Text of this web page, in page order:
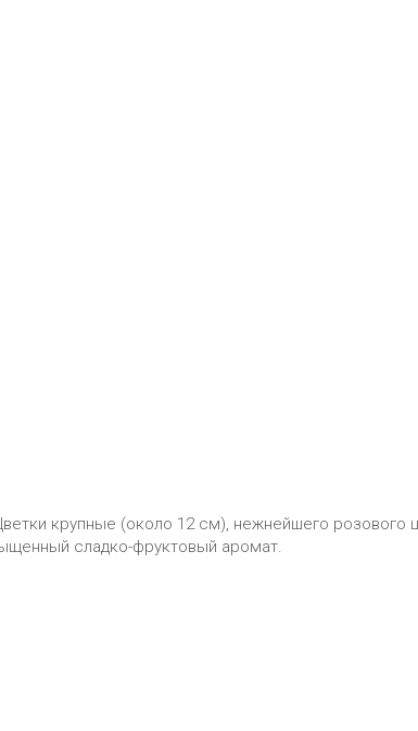
крупные (около 12 см), нежнейшего розового
сладко-фруктовый аромат.